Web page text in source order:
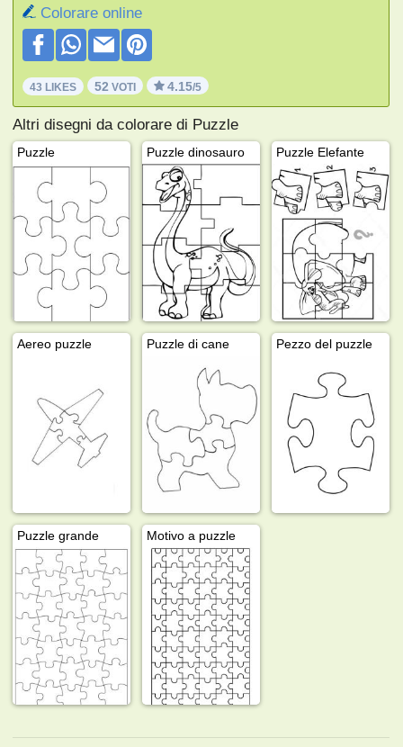
Colorare online
43 LIKES 52 VOTI 4.15/5
Altri disegni da colorare di Puzzle
Puzzle Puzzle dinosauro Puzzle Elefante
Aereo puzzle Puzzle di cane Pezzo del puzzle
Puzzle grande Motivo a puzzle